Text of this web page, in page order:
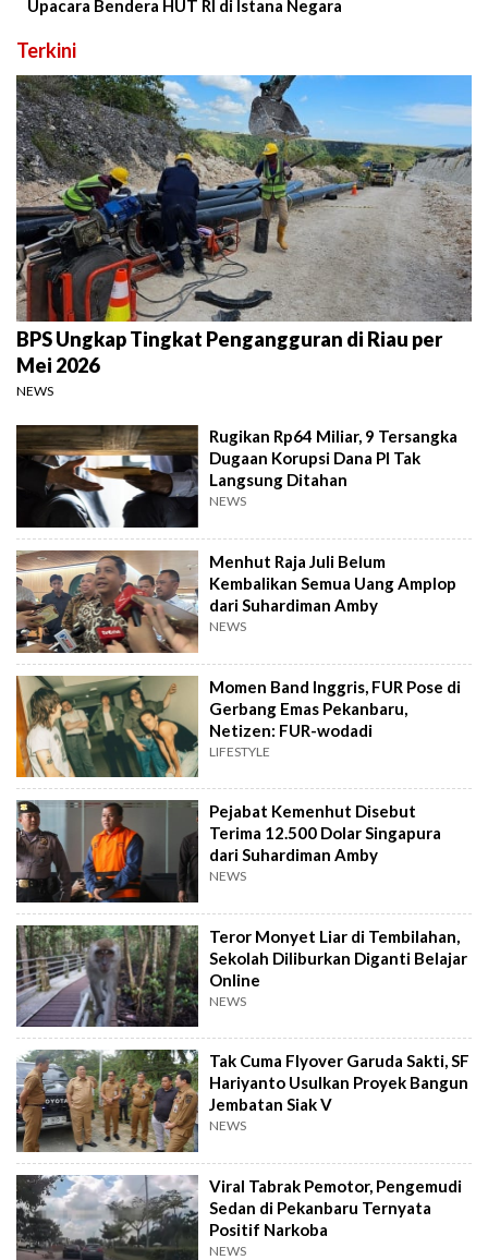
Upacara Bendera HUT RI di Istana Negara
Terkini
BPS Ungkap Tingkat Pengangguran di Riau per
Mei 2026
NEWS
Rugikan Rp64 Miliar, 9 Tersangka
Dugaan Korupsi Dana PI Tak
Langsung Ditahan
NEWS
Menhut Raja Juli Belum
Kembalikan Semua Uang Amplop
dari Suhardiman Amby
NEWS
Momen Band Inggris, FUR Pose di
Gerbang Emas Pekanbaru,
Netizen: FUR-wodadi
LIFESTYLE
Pejabat Kemenhut Disebut
Terima 12.500 Dolar Singapura
dari Suhardiman Amby
NEWS
Teror Monyet Liar di Tembilahan,
Sekolah Diliburkan Diganti Belajar
Online
NEWS
Tak Cuma Flyover Garuda Sakti, SF
Hariyanto Usulkan Proyek Bangun
Jembatan Siak V
NEWS
Viral Tabrak Pemotor, Pengemudi
Sedan di Pekanbaru Ternyata
Positif Narkoba
NEWS